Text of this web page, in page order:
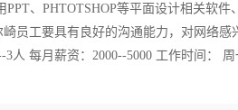
、PHTOTSHOP等平面设计相关软件
员工要具有良好的沟通能力，对网络
人 每月薪资：2000--5000 工作时间： 周